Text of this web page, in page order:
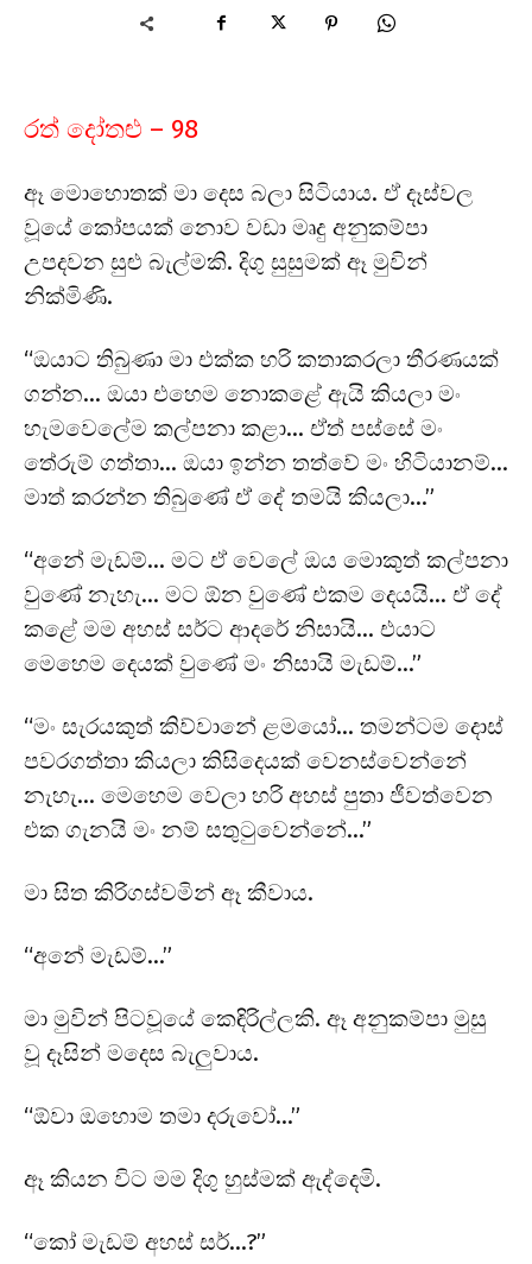
රත් දෝතළු – 98
ඈ මොහොතක් මා දෙස බලා සිටියාය. ඒ දෑස්වල
වූයේ කෝපයක් නොව වඩා මෘදු අනුකම්පා
උපදවන සුළු බැල්මකි. දිගු සුසුමක් ඈ මුවින්
නික්මිණි.
“ඔයාට තිබුණා මා එක්ක හරි කතාකරලා තීරණයක්
ගන්න… ඔයා එහෙම නොකළේ ඇයි කියලා මං
හැමවෙලේම කල්පනා කළා… ඒත් පස්සේ මං
තේරුම් ගත්තා… ඔයා ඉන්න තත්වේ මං හිටියානම්…
මාත් කරන්න තිබුණේ ඒ දේ තමයි කියලා…”
“අනේ මැඩම්… මට ඒ වෙලේ ඔය මොකුත් කල්පනා
වුණේ නැහැ… මට ඕන වුණේ එකම දෙයයි… ඒ දේ
කළේ මම අහස් සර්ට ආදරේ නිසායි… එයාට
මෙහෙම දෙයක් වුණේ මං නිසායි මැඩම්…”
“මං සැරයකුත් කිව්වානේ ළමයෝ… තමන්ටම දොස්
පවරගත්තා කියලා කිසිදෙයක් වෙනස්වෙන්නේ
නැහැ… මෙහෙම වෙලා හරි අහස් පුතා ජීවත්වෙන
එක ගැනයි මං නම් සතුටුවෙන්නේ…”
මා සිත කිරිගස්වමින් ඈ කීවාය.
“අනේ මැඩම්…”
මා මුවින් පිටවූයේ කෙඳිරිල්ලකි. ඈ අනුකම්පා මුසු
වූ දෑසින් මදෙස බැලුවාය.
“ඕවා ඔහොම තමා දරුවෝ…”
ඈ කියන විට මම දිගු හුස්මක් ඇද්දෙමි.
“කෝ මැඩම් අහස් සර්…?”